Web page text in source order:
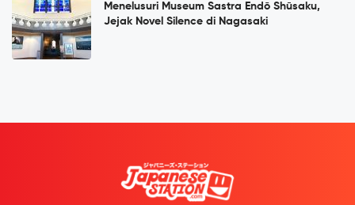
Menelusuri Museum Sastra Endō Shūsaku,
Jejak Novel Silence di Nagasaki